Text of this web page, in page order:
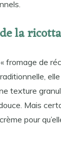
la
fromage de
texture
Mais
pour